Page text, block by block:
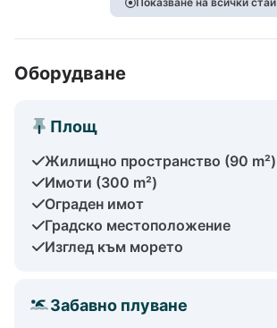
Оборудване
Площ
Жилищно пространство (90 m²)
Имоти (300 m²)
Ограден имот
Градско местоположение
Изглед към морето
Забавно плуване